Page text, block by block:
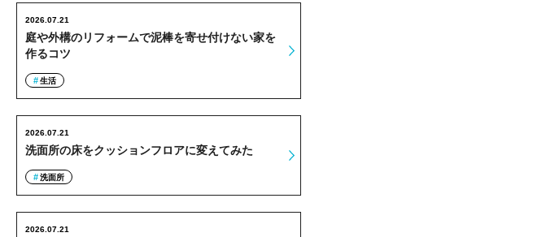
庭や外構のリフォームで泥棒を寄せ付けない家を
作るコツ
2026.07.21
生活
洗面所の床をクッションフロアに変えてみた
2026.07.21
洗面所
2026.07.21